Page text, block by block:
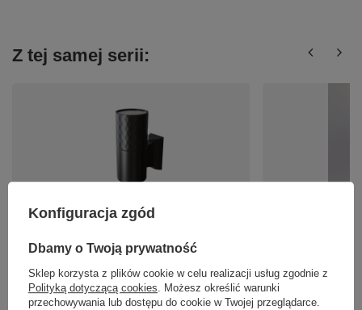
Z tej samej serii:
Czarny kinkiet tuba jednokierunkowy 1xGU10
156,00 zł / szt.
Konfiguracja zgód
Dbamy o Twoją prywatność
Sklep korzysta z plików cookie w celu realizacji usług zgodnie z
Polityką dotyczącą cookies. Możesz określić warunki
przechowywania lub dostępu do cookie w Twojej przeglądarce.